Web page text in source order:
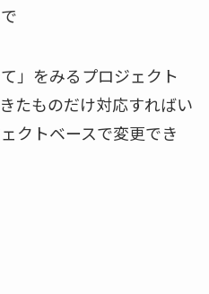
」をみるプロジェクト
たものだけ対応すればい
クトベースで変更でき